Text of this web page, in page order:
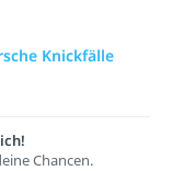
Knickfälle
Chancen.